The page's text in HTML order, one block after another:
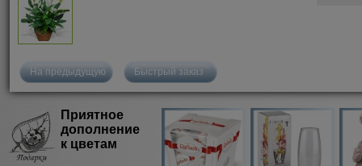
На предыдущую Быстрый заказ
Приятное
дополнение
к цветам